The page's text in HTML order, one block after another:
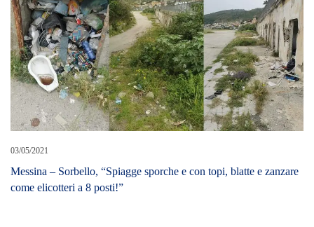
03/05/2021
Messina – Sorbello, “Spiagge sporche e con topi, blatte e zanzare
come elicotteri a 8 posti!”